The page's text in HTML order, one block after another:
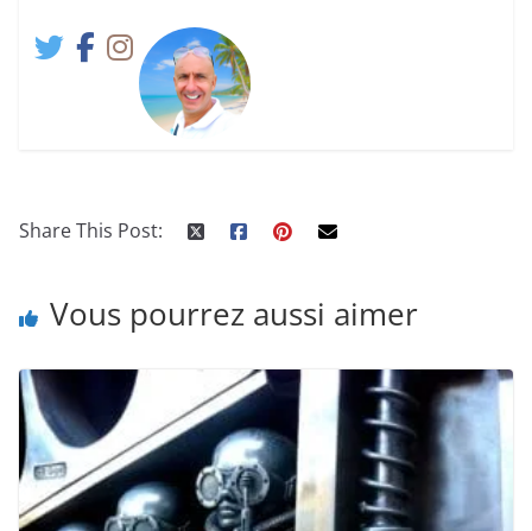
Share This Post:
Vous pourrez aussi aimer